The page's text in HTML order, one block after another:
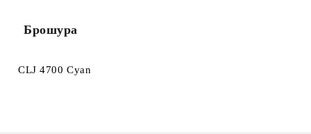
Брошура
CLJ 4700 Cyan